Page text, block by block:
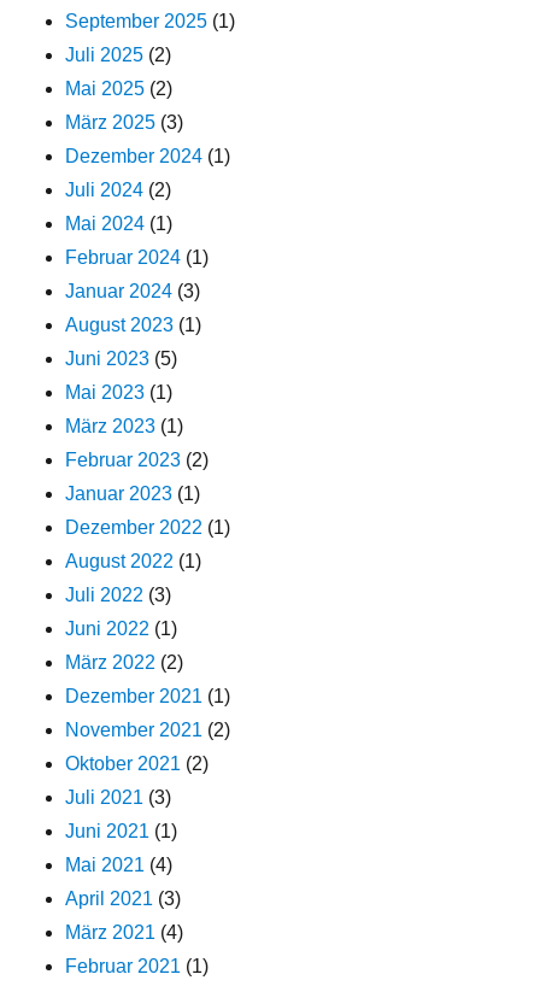
September 2025 (1)
Juli 2025 (2)
Mai 2025 (2)
März 2025 (3)
Dezember 2024 (1)
Juli 2024 (2)
Mai 2024 (1)
Februar 2024 (1)
Januar 2024 (3)
August 2023 (1)
Juni 2023 (5)
Mai 2023 (1)
März 2023 (1)
Februar 2023 (2)
Januar 2023 (1)
Dezember 2022 (1)
August 2022 (1)
Juli 2022 (3)
Juni 2022 (1)
März 2022 (2)
Dezember 2021 (1)
November 2021 (2)
Oktober 2021 (2)
Juli 2021 (3)
Juni 2021 (1)
Mai 2021 (4)
April 2021 (3)
März 2021 (4)
Februar 2021 (1)